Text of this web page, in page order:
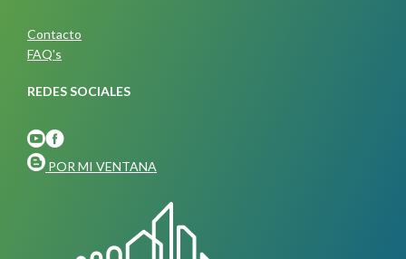
Contacto
FAQ's
REDES SOCIALES
POR MI VENTANA